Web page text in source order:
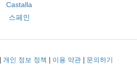
Castalla
스페인
개인 정보 정책 이용 약관 문의하기